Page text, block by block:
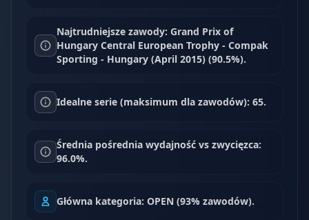
Najtrudniejsze zawody: Grand Prix of
Hungary Central European Trophy - Compak
Sporting - Hungary (April 2015) (90.5%).
Idealne serie (maksimum dla zawodów): 65.
Średnia pośrednia wydajność vs zwycięzca:
96.0%.
Główna kategoria: OPEN (93% zawodów).